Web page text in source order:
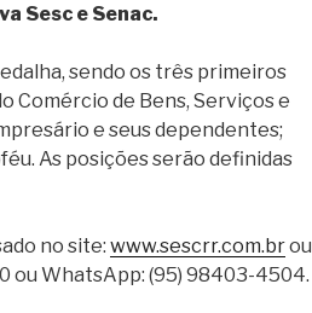
Sesc e Senac.
sendo os três primeiros
Comércio de Bens, Serviços e
e seus dependentes;
As posições serão definidas
no site: www.sescrr.com.brou
ou WhatsApp: (95) 98403-4504.